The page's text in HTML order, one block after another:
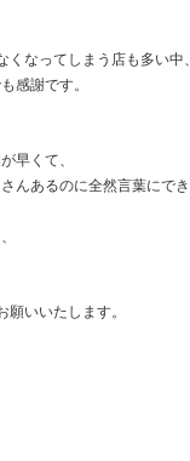
なってしまう店も多い中
感謝です。
早くて、
んあるのに全然言葉にで
いいたします。